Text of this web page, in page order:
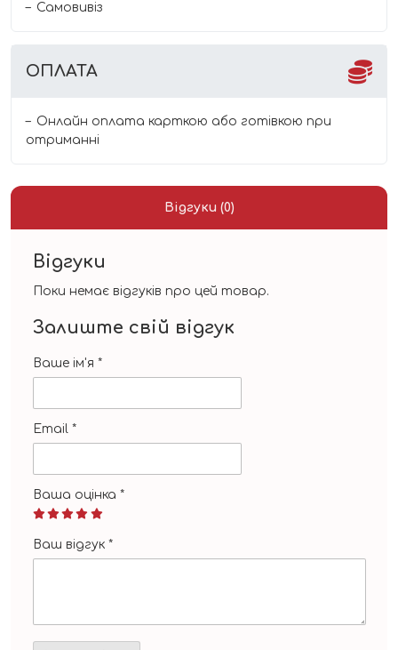
Самовивіз
ОПЛАТА
Онлайн оплата карткою або готівкою при
отриманні
Відгуки (0)
Відгуки
Поки немає відгуків про цей товар.
Залиште свій відгук
Ваше ім'я *
Email *
Ваша оцінка *
Ваш відгук *